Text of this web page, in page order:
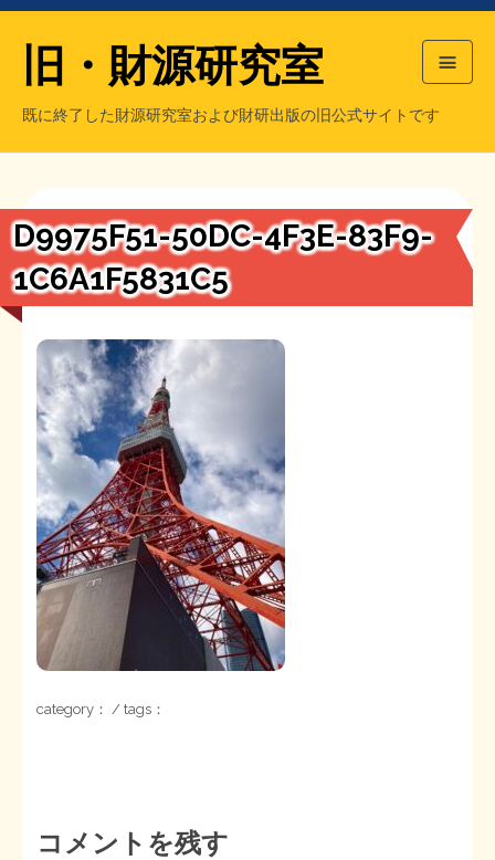
【国の、本当の】財源チラシ／旧・財源研究室
シン財源はあなたです／合同誌／旧・サブカル分室
日本経済を解説するヤンキー／MIHANAマンガ／旧・財研出版
もっと知りたい方へ
マネクリ戦士 RED & BLACK
MMTの学習資料
STOPインボイス作品集
たかの経世済民イラスト集
用語集
旧・財源研究室
既に終了した財源研究室および財研出版の旧公式サイトです
チラシ発行部数
会計報告
旧・財研出版について
会計報告
D9975F51-50DC-4F3E-83F9-
1C6A1F5831C5
category： / tags：
コメントを残す